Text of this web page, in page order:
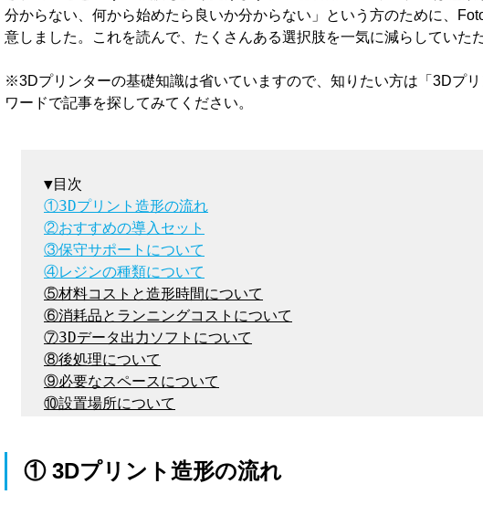
分からない、何から始めたら良いか分からない」という方のために、
意しました。これを読んで、たくさんある選択肢を一気に減らしていた
※3Dプリンターの基礎知識は省いていますので、知りたい方は「3Dプ
ワードで記事を探してみてください。
①3Dプリント造形の流れ
②おすすめの導入セット
③保守サポートについて
④レジンの種類について
⑤材料コストと造形時間について
⑥消耗品とランニングコストについて
⑦3Dデータ出力ソフトについて
⑧後処理について
⑨必要なスペースについて
① 3Dプリント造形の流れ